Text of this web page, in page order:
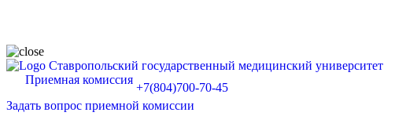
Ставропольский государственный медицинский университет
Приемная комиссия
+7(804)700-70-45
Задать вопрос приемной комиссии